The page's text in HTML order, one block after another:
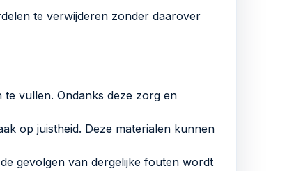
te verwijderen zonder daarover
vullen. Ondanks deze zorg en
op juistheid. Deze materialen kunnen
gevolgen van dergelijke fouten wordt